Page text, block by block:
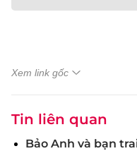
Xem link gốc
Tin liên quan
Bảo Anh và bạn